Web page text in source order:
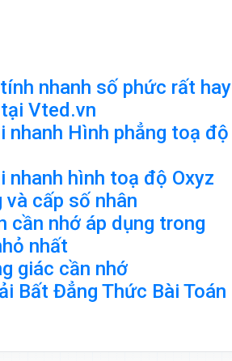
nhanh số phức rất hay
Vted.vn
nhanh Hình phẳng toạ độ
nhanh hình toạ độ Oxyz
và cấp số nhân
cần nhớ áp dụng trong
nhất
giác cần nhớ
Bất Đẳng Thức Bài Toán